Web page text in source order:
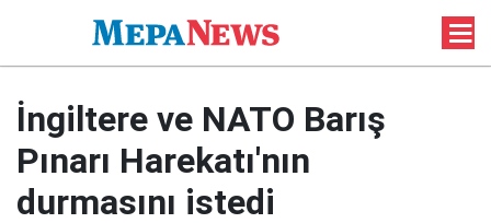
İngiltere ve NATO Barış
Pınarı Harekatı'nın
durmasını istedi